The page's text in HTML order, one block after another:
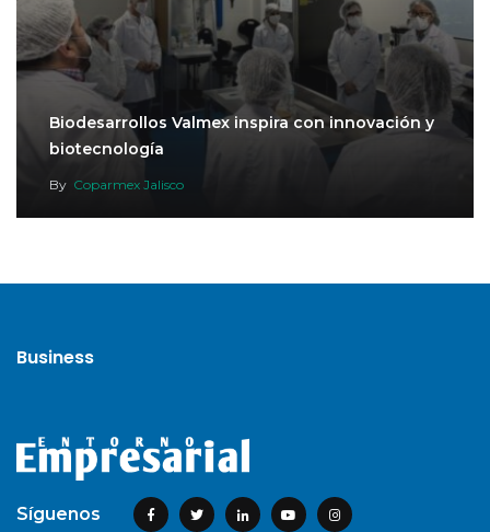
Biodesarrollos Valmex inspira con innovación y
biotecnología
By Coparmex Jalisco
Business
Síguenos